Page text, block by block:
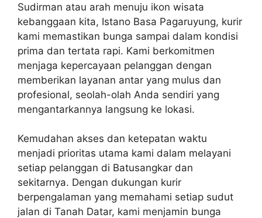
Sudirman atau arah menuju ikon wisata
kebanggaan kita, Istano Basa Pagaruyung, kurir
kami memastikan bunga sampai dalam kondisi
prima dan tertata rapi. Kami berkomitmen
menjaga kepercayaan pelanggan dengan
memberikan layanan antar yang mulus dan
profesional, seolah-olah Anda sendiri yang
mengantarkannya langsung ke lokasi.
Kemudahan akses dan ketepatan waktu
menjadi prioritas utama kami dalam melayani
setiap pelanggan di Batusangkar dan
sekitarnya. Dengan dukungan kurir
berpengalaman yang memahami setiap sudut
jalan di Tanah Datar, kami menjamin bunga